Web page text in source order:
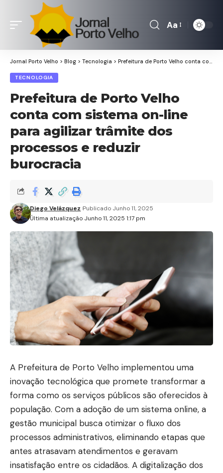
Font
Aa
Jornal Porto Velho > Blog > Tecnologia > Prefeitura de Porto Velho conta com sistema on-line para agilizar trâmite dos processos e reduzir burocracia
TECNOLOGIA
Prefeitura de Porto Velho
conta com sistema on-line
para agilizar trâmite dos
processos e reduzir
burocracia
Última atualização Junho 11, 2025 1:17 pm
Diego Velázquez Publicado Junho 11, 2025
A Prefeitura de Porto Velho implementou uma
inovação tecnológica que promete transformar a
forma como os serviços públicos são oferecidos à
população. Com a adoção de um sistema online, a
gestão municipal busca otimizar o fluxo dos
processos administrativos, eliminando etapas que
antes atrasavam atendimentos e geravam
insatisfação entre os cidadãos. A digitalização dos